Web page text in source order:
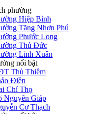
phường
Hiệp Bình
Tăng Nhơn Phú
Phước Long
Thủ Đức
Linh Xuân
nổi bật
Thủ Thiêm
Điền
Chí Thọ
Nguyên Giáp
Cơ Thạch